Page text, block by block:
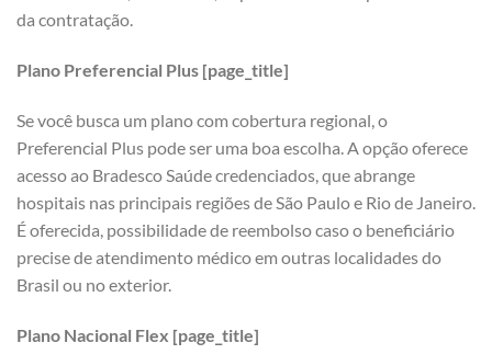
da contratação.
Plano Preferencial Plus [page_title]
Se você busca um plano com cobertura regional, o
Preferencial Plus pode ser uma boa escolha. A opção oferece
acesso ao Bradesco Saúde credenciados, que abrange
hospitais nas principais regiões de São Paulo e Rio de Janeiro.
É oferecida, possibilidade de reembolso caso o beneficiário
precise de atendimento médico em outras localidades do
Brasil ou no exterior.
Plano Nacional Flex [page_title]